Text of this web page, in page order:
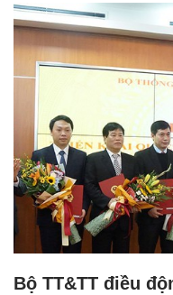
Bộ TT&TT điều